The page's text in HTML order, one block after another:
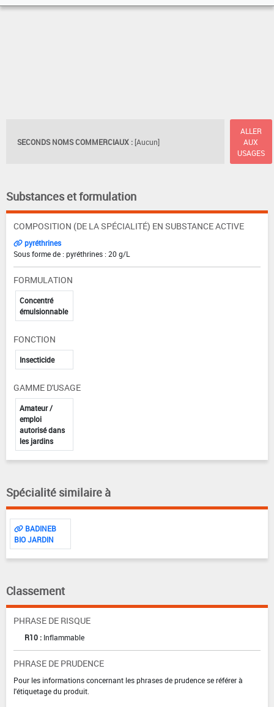
SECONDS NOMS COMMERCIAUX : [Aucun]
ALLER
AUX
USAGES
Substances et formulation
COMPOSITION (DE LA SPÉCIALITÉ) EN SUBSTANCE ACTIVE
pyréthrines
Sous forme de : pyréthrines : 20 g/L
FORMULATION
Concentré
émulsionnable
FONCTION
Insecticide
GAMME D'USAGE
Amateur /
emploi
autorisé dans
les jardins
Spécialité similaire à
BADINEB
BIO JARDIN
Classement
PHRASE DE RISQUE
R10 : Inflammable
PHRASE DE PRUDENCE
Pour les informations concernant les phrases de prudence se référer à
l'étiquetage du produit.